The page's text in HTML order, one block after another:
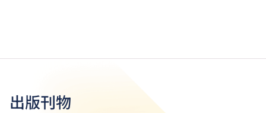
出版刊物